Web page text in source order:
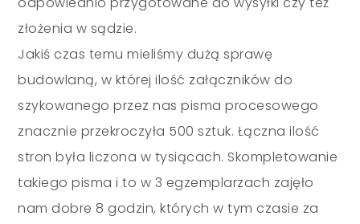
złożenia w sądzie.
Jakiś czas temu mieliśmy dużą sprawę
budowlaną, w której ilość załączników do
szykowanego przez nas pisma procesowego
znacznie przekroczyła 500 sztuk. Łączna ilość
stron była liczona w tysiącach. Skompletowanie
takiego pisma i to w 3 egzemplarzach zajęło
nam dobre 8 godzin, których w tym czasie za